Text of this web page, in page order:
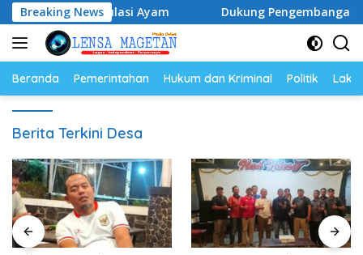
Langsung
ke
konten
Breaking News
dan Populasi Ayam Dukung Pengembangan Kampus
Beranda Pemerintahan Hukum dan Kriminal Politik
Berita Terkini Desa